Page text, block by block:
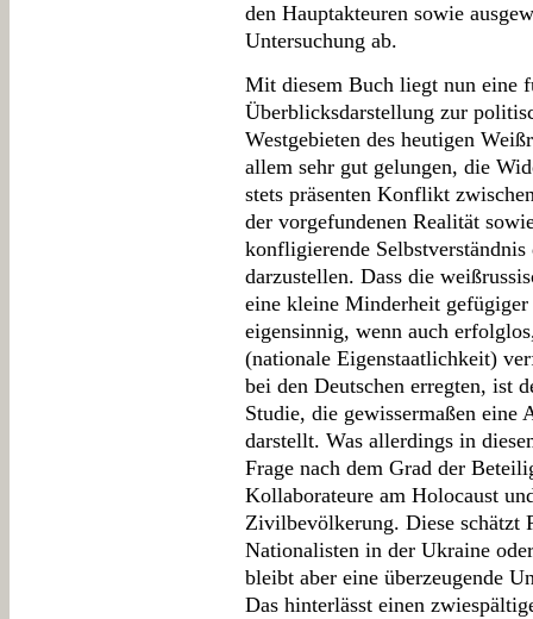
den Hauptakteuren sowie
Untersuchung ab.
Mit diesem Buch liegt nun eine
Überblicksdarstellung zur
Westgebieten des heutigen
allem sehr gut gelungen, die
stets präsenten Konflikt
der vorgefundenen Realität
konfligierende
darzustellen. Dass die
eine kleine Minderheit
eigensinnig, wenn auch
(nationale Eigenstaatlichkeit)
bei den Deutschen erregten, ist
Studie, die gewissermaßen eine
darstellt. Was allerdings in
Frage nach dem Grad der
Kollaborateure am Holocaust
Zivilbevölkerung. Diese schätzt
Nationalisten in der Ukraine
bleibt aber eine überzeugende
Das hinterlässt einen